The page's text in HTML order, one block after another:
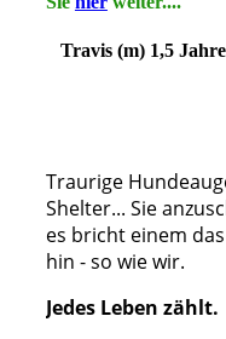
Travis (m) 1,5
Traurige
Shelter... Sie
es bricht einem
hin - so wie wir.
Jedes Leben zählt.